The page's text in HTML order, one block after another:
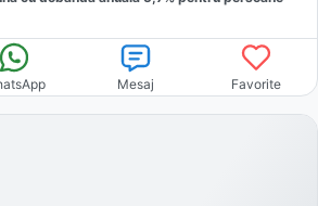
Mesaj Favorite